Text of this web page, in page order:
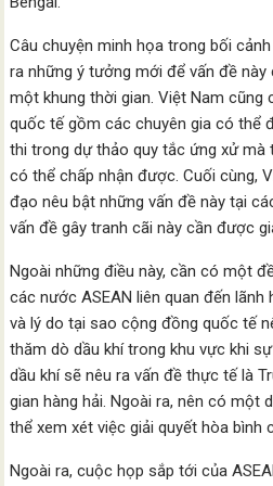
Câu chuyện minh họa trong bối
ra những ý tưởng mới để vấn đề
một khung thời gian. Việt Nam cũng
quốc tế gồm các chuyên gia có thể
thi trong dự thảo quy tắc ứng xử
có thể chấp nhận được. Cuối cùng,
đạo nêu bật những vấn đề này tại
vấn đề gây tranh cãi này cần được
Ngoài những điều này, cần có một
các nước ASEAN liên quan đến
và lý do tại sao cộng đồng quốc tế
thăm dò dầu khí trong khu vực khi
dầu khí sẽ nêu ra vấn đề thực tế là
gian hàng hải. Ngoài ra, nên có một
thể xem xét việc giải quyết hòa bình
Ngoài ra, cuộc họp sắp tới của